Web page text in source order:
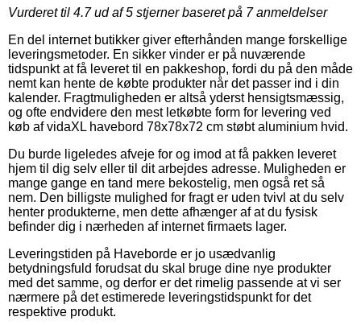
Vurderet til 4.7ud af 5 stjerner baseret på 7anmeldelser
En del internet butikker giver efterhånden mange forskellige
leveringsmetoder. En sikker vinder er på nuværende
tidspunkt at få leveret til en pakkeshop, fordi du på den måde
nemt kan hente de købte produkter når det passer ind i din
kalender. Fragtmuligheden er altså yderst hensigtsmæssig,
og ofte endvidere den mest letkøbte form for levering ved
køb af vidaXL havebord 78x78x72 cm støbt aluminium hvid.
Du burde ligeledes afveje for og imod at få pakken leveret
hjem til dig selv eller til dit arbejdes adresse. Muligheden er
mange gange en tand mere bekostelig, men også ret så
nem. Den billigste mulighed for fragt er uden tvivl at du selv
henter produkterne, men dette afhænger af at du fysisk
befinder dig i nærheden af internet firmaets lager.
Leveringstiden på Haveborde er jo usædvanlig
betydningsfuld forudsat du skal bruge dine nye produkter
med det samme, og derfor er det rimelig passende at vi ser
nærmere på det estimerede leveringstidspunkt for det
respektive produkt.